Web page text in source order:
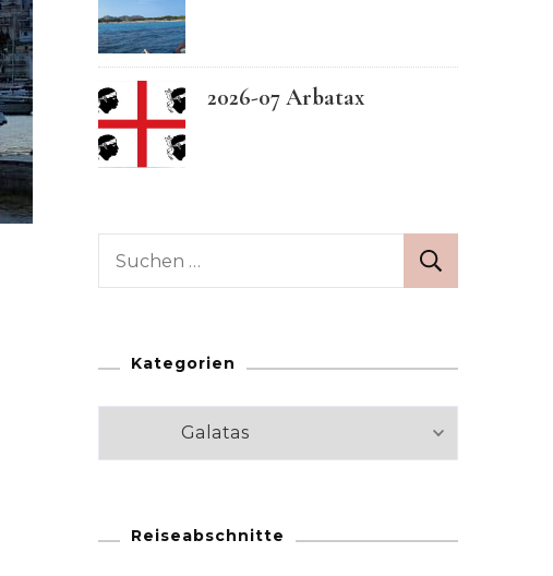
2026-07 Arbatax
Suchen
Kategorien
Kategorien
Reiseabschnitte